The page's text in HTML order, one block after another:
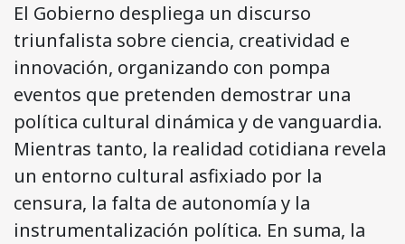
El Gobierno despliega un discurso
triunfalista sobre ciencia, creatividad e
innovación, organizando con pompa
eventos que pretenden demostrar una
política cultural dinámica y de vanguardia.
Mientras tanto, la realidad cotidiana revela
un entorno cultural asfixiado por la
censura, la falta de autonomía y la
instrumentalización política. En suma, la